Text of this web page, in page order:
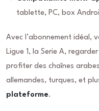
tablette, PC, box
Avec l’abonnement idéal,
Ligue 1, la Serie A,
profiter des chaînes
allemandes, turques, et
plateforme.